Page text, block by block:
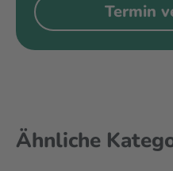
Termin
Ähnliche